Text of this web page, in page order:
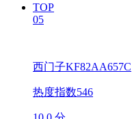
TOP
05
西门子KF82AA657C
热度指数546